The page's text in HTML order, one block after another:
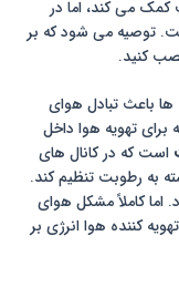
می کند، اما در
توصیه می شود که بر
کنید.
ها باعث تبادل هوای
تهویه هوا داخل
است که در کانال های
به رطوبت تنظیم کند.
اما کاملاً مشکل هوای
کننده هوا انرژی بر